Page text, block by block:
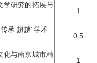
学研究的拓展与
1
承 超越”学术
0.5
化与南京城市精
1